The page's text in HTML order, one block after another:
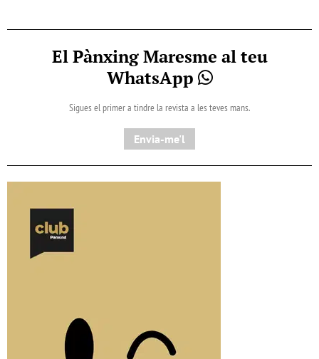
El Pànxing Maresme al teu
WhatsApp
Sigues el primer a tindre la revista a les teves mans.
Envia-me'l